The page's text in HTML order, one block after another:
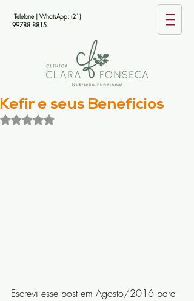
Telefone | WhatsApp: (21)
99788.8815
Kefir e seus Benefícios
Avaliado com NaN de 5 estrelas.
Escrevi esse post em Agosto/2016 para